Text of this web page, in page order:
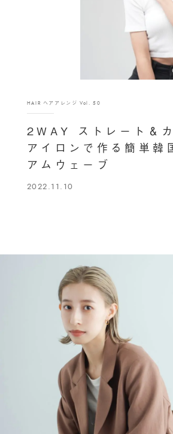
HAIR ヘアアレンジ Vol. 50
2WAY ストレート＆
アイロンで作る簡単韓
アムウェーブ
2022.11.10